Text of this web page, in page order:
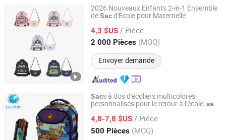
2026 Nouveaux Enfants 2-in-1 Ensemble
deSacd'École pour Maternelle
4,3 $US / Pièce
2 000 Pièces (MOQ)
Envoyer demande
Quanzhou Senya Bags Co., Ltd.
Fujian, China Depuis 2005
Sacs à dos d'écoliers multicolores
personnalisés pour le retour à l'école, sac s
4,8-7,8 $US / Pièce
500 Pièces (MOQ)
Quanzhou Wuzhou Minstarbags Co., Ltd.
Fujian, China Depuis 2026